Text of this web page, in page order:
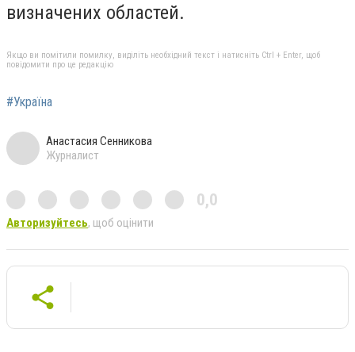
визначених областей.
Якщо ви помітили помилку, виділіть необхідний текст і натисніть Ctrl + Enter, щоб
повідомити про це редакцію
#Україна
Анастасия Сенникова
Журналист
0,0
Авторизуйтесь, щоб оцінити